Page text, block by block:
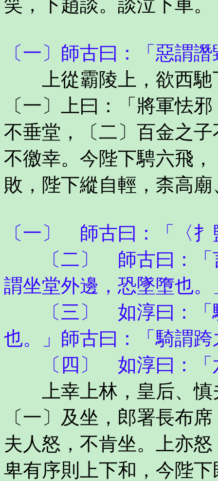
笑，下趙談。談泣下車。
〔一〕師古曰：「惡謂
上從霸陵上，欲西馳
〔一〕上曰：「將軍怯
不垂堂，〔二〕百金之
不徼幸。今陛下騁六飛
敗，陛下縱自輕，柰高
〔一〕 師古曰：「〈
〔二〕 師古曰：「言
謂坐堂外邊，恐墜墮也。
〔三〕 如淳曰：「騎
也。」師古曰：「騎謂
〔四〕 如淳曰：「
上幸上林，皇后、慎
〔一〕及坐，郎署長布
夫人怒，不肯坐。上亦
卑有序則上下和，今陛